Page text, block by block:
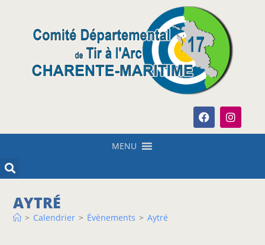
MENU
AYTRÉ
> Calendrier > Évènements > Aytré